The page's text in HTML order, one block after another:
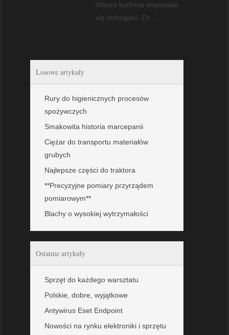
Wasza kuchnia wspaniale
się wzbogaci. Zn...
Losowe artykuły
Rury do higienicznych procesów
spożywczych
Smakowita historia marcepanii
Ciężar do transportu materiałów
grubych
Najlepsze części do traktora
**Precyzyjne pomiary przyrządem
pomiarowym**
Blachy o wysokiej wytrzymałości
Ostatnie artykuły
Sprzęt do każdego warsztatu
Polskie, dobre, wyjątkowe
Antywirus Eset Endpoint
Nowości na rynku elektroniki i sprzętu